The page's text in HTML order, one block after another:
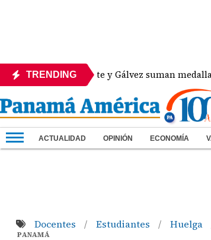
TRENDING
Heurtematte y Gálvez suman medallas de
ACTUALIDAD OPINIÓN ECONOMÍA
Docentes / Estudiantes / Huelga
PANAMÁ